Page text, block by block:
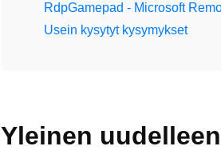
RdpGamepad - Microsoft
Usein kysytyt kysymykset
Yleinen